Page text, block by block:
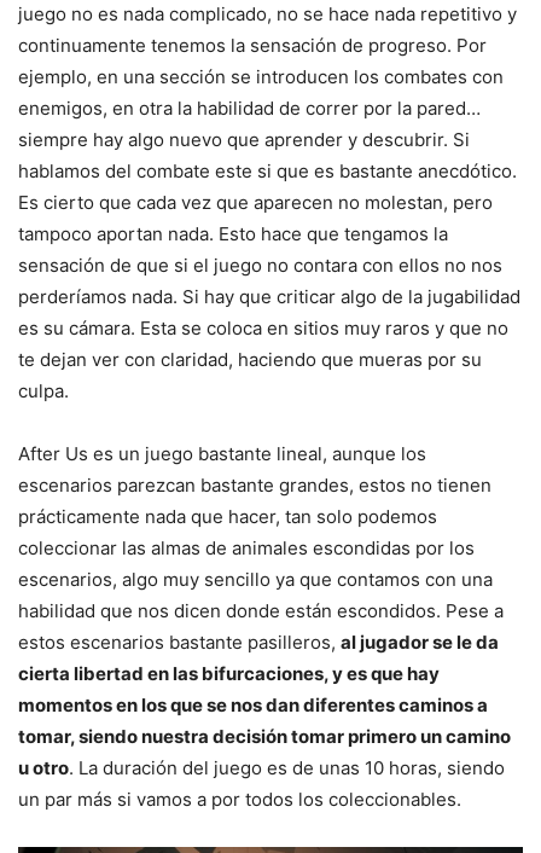
juego no es nada complicado, no se hace nada repetitivo y
continuamente tenemos la sensación de progreso. Por
ejemplo, en una sección se introducen los combates con
enemigos, en otra la habilidad de correr por la pared…
siempre hay algo nuevo que aprender y descubrir. Si
hablamos del combate este si que es bastante anecdótico.
Es cierto que cada vez que aparecen no molestan, pero
tampoco aportan nada. Esto hace que tengamos la
sensación de que si el juego no contara con ellos no nos
perderíamos nada. Si hay que criticar algo de la jugabilidad
es su cámara. Esta se coloca en sitios muy raros y que no
te dejan ver con claridad, haciendo que mueras por su
culpa.
After Us es un juego bastante lineal, aunque los
escenarios parezcan bastante grandes, estos no tienen
prácticamente nada que hacer, tan solo podemos
coleccionar las almas de animales escondidas por los
escenarios, algo muy sencillo ya que contamos con una
habilidad que nos dicen donde están escondidos. Pese a
estos escenarios bastante pasilleros, al jugador se le da
cierta libertad en las bifurcaciones, y es que hay
momentos en los que se nos dan diferentes caminos a
tomar, siendo nuestra decisión tomar primero un camino
u otro. La duración del juego es de unas 10 horas, siendo
un par más si vamos a por todos los coleccionables.